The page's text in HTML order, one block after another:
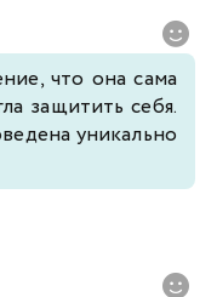
что она сама
защитить себя.
уникально